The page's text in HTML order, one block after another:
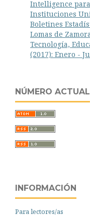
Intelligence
Instituciones
Boletines
Lomas de
Tecnología,
(2017): Enero -
NÚMERO ACTUAL
INFORMACIÓN
Para lectores/as